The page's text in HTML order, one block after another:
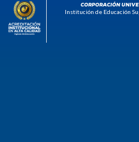
CORPORACIÓN
Institución de Educación